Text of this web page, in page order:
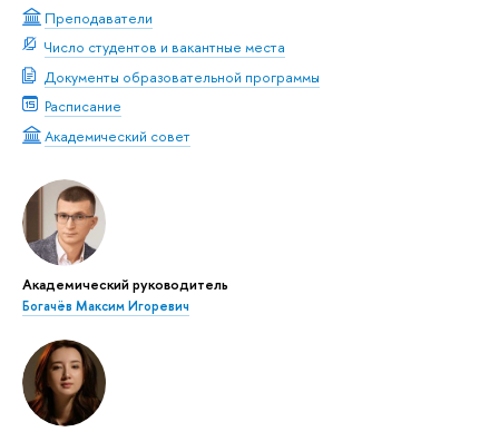
Преподаватели
Число студентов и вакантные места
Документы образовательной программы
Расписание
Академический совет
Академический руководитель
Богачёв Максим Игоревич